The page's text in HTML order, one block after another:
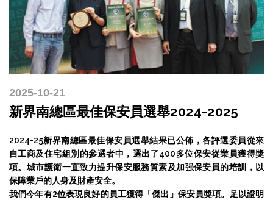
2025-10-21
新界南總區最佳保安員選舉2024-2025
2024-25新界南總區最佳保安員選舉結果已公佈，各評選委員從來
自工商及住宅組別的參選者中，選出了400多位保安從業員獲得獎
項。城市護衛一直致力提升保安服務質素及加强保安員的培訓，以
保障業戶的人身及財產安全。
我們今年有2位表現良好的員工獲得「傑出」保安員獎項。足以證明